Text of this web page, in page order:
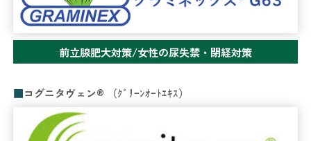
前立腺肥大対策/女性の尿失禁・閉経対策
コグニタヴェン® （ｸﾞﾘｰﾝｵｰﾄｴｷｽ）